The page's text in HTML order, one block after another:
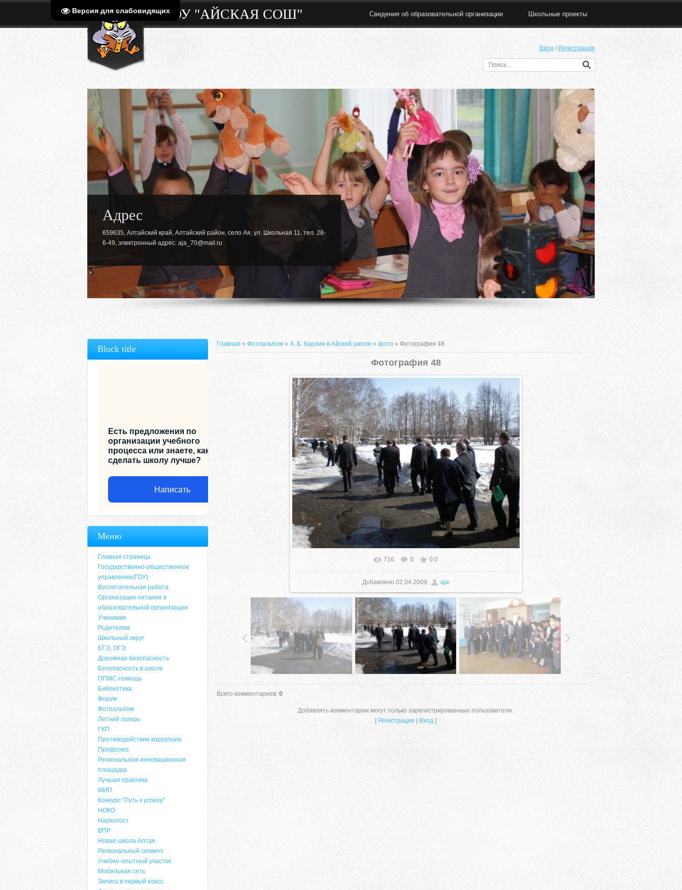
Версия для слабовидящихМБОУ "АЙСКАЯ СОШ" Сведения об образовательной организации Школьные проекты
Вход / Регистрация
Адрес
659635, Алтайский край, Алтайский район, село Ая, ул. Школьная 11. тел. 28-
6-49, электронный адрес: aja_70@mail.ru
659635, Алтайский край, Алтайский район, село Ая, ул. Школьная 11. тел. 28-
6-49, электронный адрес: aja_70@mail.ru
Адрес
659635, Алтайский край, Алтайский район, село Ая, ул. Школьная 11. тел. 28-
6-49, электронный адрес: aja_70@mail.ru
6-49, электронный адрес: aja_70@mail.ru
Главная » Фотоальбом » А. Б. Карлин в Айской школе » фото » Фотография 48
Фотография 48
716 0 0.0
Добавлено 02.04.2009 aja
Всего комментариев: 0
Добавлять комментарии могут только зарегистрированные пользователи.
[ Регистрация Вход ]
Block title
Есть предложения по
организации учебного
процесса или знаете, как
сделать школу лучше?
Написать
Меню
Главная страница
Государственно-общественное
управление(ГОУ)
Воспитательная работа
Организация питания в
образовательной организации
Ученикам
Родителям
Школьный округ
ЕГЭ, ОГЭ
Дорожная безопасность
Безопасность в школе
ППМС-помощь
Библиотека
Форум
Фотоальбом
Летний лагерь
ГКП
Противодействие коррупции
Профсоюз
Региональная инновационная
площадка
Лучшая практика
МИП
Конкурс "Путь к успеху"
НОКО
Наркопост
ВПР
Новая школа Алтая
Региональный сегмент
Учебно-опытный участок
Мобильная сеть
Запись в первый класс